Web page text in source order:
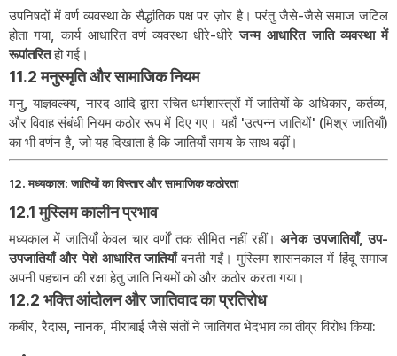
उपनिषदों में वर्ण व्यवस्था के सैद्धांतिक पक्ष पर ज़ोर है। परंतु जैसे-जैसे समाज जटिल
होता गया, कार्य आधारित वर्ण व्यवस्था धीरे-धीरेजन्म आधारित जाति व्यवस्था में
रूपांतरितहो गई।
11.2 मनुस्मृति और सामाजिक नियम
मनु, याज्ञवल्क्य, नारद आदि द्वारा रचित धर्मशास्त्रों में जातियों के अधिकार, कर्तव्य,
और विवाह संबंधी नियम कठोर रूप में दिए गए। यहाँ 'उत्पन्न जातियों' (मिश्र जातियाँ)
का भी वर्णन है, जो यह दिखाता है कि जातियाँ समय के साथ बढ़ीं।
12. मध्यकाल: जातियों का विस्तार और सामाजिक कठोरता
12.1 मुस्लिम कालीन प्रभाव
मध्यकाल में जातियाँ केवल चार वर्णों तक सीमित नहीं रहीं।अनेक उपजातियाँ, उप-
उपजातियाँ और पेशे आधारित जातियाँबनती गईं। मुस्लिम शासनकाल में हिंदू समाज
अपनी पहचान की रक्षा हेतु जाति नियमों को और कठोर करता गया।
12.2 भक्ति आंदोलन और जातिवाद का प्रतिरोध
कबीर, रैदास, नानक, मीराबाई जैसे संतों ने जातिगत भेदभाव का तीव्र विरोध किया: